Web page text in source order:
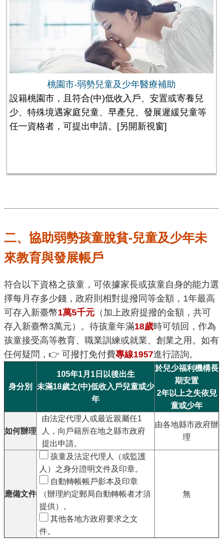
桃園市-弱勢兒童及少年醫療補助
設籍桃園市，且符合(中)低收入戶、安置或寄養兒
少、特殊境遇家庭兒童、早產兒、發展遲緩兒童等
任一資格者，可提出申請。 [另開新視窗]
二、協助弱勢孩童脫貧-兒童及少年未
來教育與發展帳戶
符合以下資格之孩童，可依據家長或孩童自身的能力選
擇每月存多少錢，政府則相對提撥同等金額，1年最高
可存入新臺幣1萬5千元 （加上政府提撥的金額，共可
存入新臺幣3萬元）。待孩童年滿18歲時可領回，作為
孩童接受高等教育、職業訓練或就業、創業之用。如有
任何疑問，👉 可撥打免付費專線1957進行諮詢。
身分別
105年1月1日以後出生
未滿18歲之(中)低收入戶兒童或少
年
於兒少福利機構長
期安置
2年以上之失依兒
童或少年
如何辦理
由法定代理人或最近親屬任1
人，向戶籍所在地之縣市政府
提出申請。
由各地縣市政府辦
理
應備文件
孩童及法定代理人（或監護
人）之身分證明文件及印章。
自動轉帳帳戶影本及印章
（辦理約定郵局自動轉帳者才須
提供）。
其他各地方政府要求之文
件。
無